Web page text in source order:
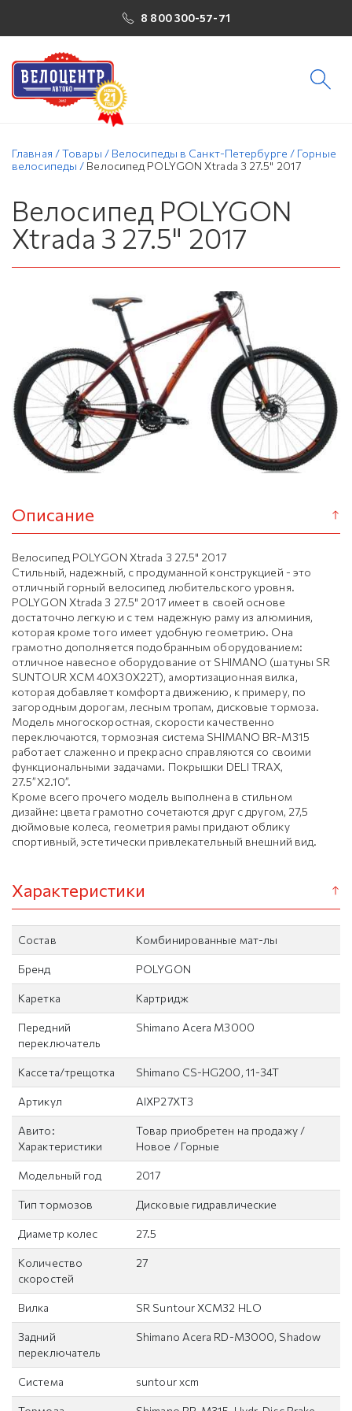
8 800 300-57-71
Главная /Товары / Велосипеды в Санкт-Петербурге / Горные
велосипеды / Велосипед POLYGON Xtrada 3 27.5" 2017
Велосипед POLYGON
Xtrada 3 27.5" 2017
Описание
Велосипед POLYGON Xtrada 3 27.5" 2017
Стильный, надежный, с продуманной конструкцией - это
отличный горный велосипед любительского уровня.
POLYGON Xtrada 3 27.5" 2017 имеет в своей основе
достаточно легкую и с тем надежную раму из алюминия,
которая кроме того имеет удобную геометрию. Она
грамотно дополняется подобранным оборудованием:
отличное навесное оборудование от SHIMANO (шатуны SR
SUNTOUR XCM 40X30X22T), амортизационная вилка,
которая добавляет комфорта движению, к примеру, по
загородным дорогам, лесным тропам, дисковые тормоза.
Модель многоскоростная, скорости качественно
переключаются, тормозная система SHIMANO BR-M315
работает слаженно и прекрасно справляются со своими
функциональными задачами. Покрышки DELI TRAX,
27.5”X2.10”.
Кроме всего прочего модель выполнена в стильном
дизайне: цвета грамотно сочетаются друг с другом, 27,5
дюймовые колеса, геометрия рамы придают облику
спортивный, эстетически привлекательный внешний вид.
Характеристики
Состав Комбинированные мат-лы
Бренд POLYGON
Каретка Картридж
Передний
переключатель
Shimano Acera M3000
Кассета/трещотка Shimano CS-HG200, 11-34T
Артикул AIXP27XT3
Авито:
Характеристики
Товар приобретен на продажу /
Новое / Горные
Модельный год 2017
Тип тормозов Дисковые гидравлические
Диаметр колес 27.5
Количество
скоростей
27
Вилка SR Suntour XCM32 HLO
Задний
переключатель
Shimano Acera RD-M3000, Shadow
Система suntour xcm